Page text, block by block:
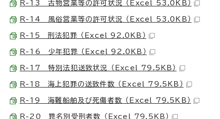
R-13 古物営業等の許可状況 （Excel 53.0KB）
R-14 風俗営業等の許可状況 （Excel 53.0KB）
R-15 刑法犯罪 （Excel 92.0KB）
R-16 少年犯罪 （Excel 92.0KB）
R-17 特別法犯送致状況 （Excel 79.5KB）
R-18 海上犯罪の送致件数 （Excel 79.5KB）
R-19 海難船舶及び死傷者数 （Excel 79.5KB）
R-20 罪名別受刑者数 （Excel 79.5KB）